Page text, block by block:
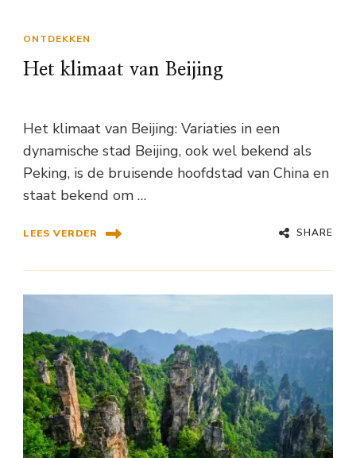
ONTDEKKEN
Het klimaat van Beijing
Het klimaat van Beijing: Variaties in een
dynamische stad Beijing, ook wel bekend als
Peking, is de bruisende hoofdstad van China en
staat bekend om …
LEES VERDER SHARE